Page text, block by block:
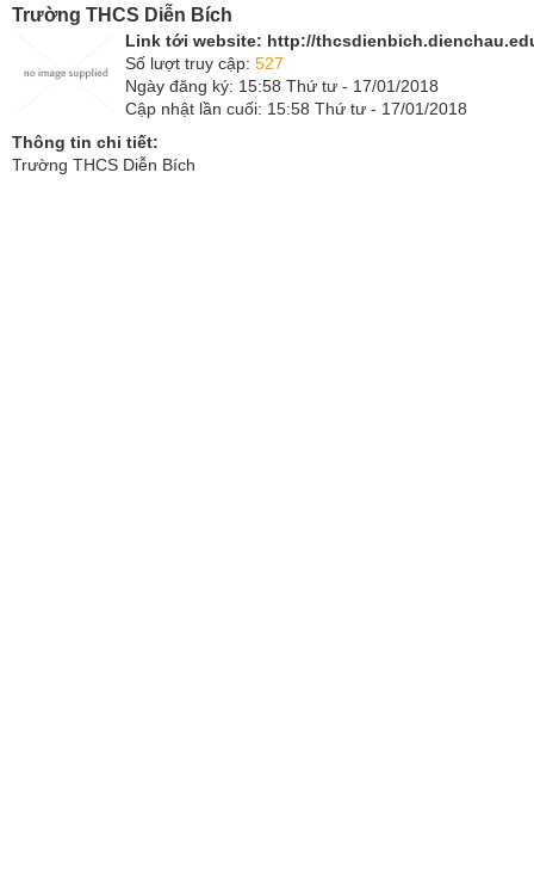
Trường THCS Diễn Bích
Link tới website: http://
Số lượt truy cập: 527
Ngày đăng ký: 15:58 Thứ tư - 17/01/2018
Cập nhật lần cuối: 15:58 Thứ tư - 17/01/2018
Thông tin chi tiết:
Trường THCS Diễn Bích